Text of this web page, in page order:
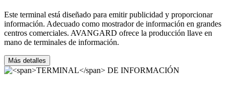
Este terminal está diseñado para emitir publicidad y proporcionar
información. Adecuado como mostrador de información en grandes
centros comerciales. AVANGARD ofrece la producción llave en
mano de terminales de información.
Más detalles